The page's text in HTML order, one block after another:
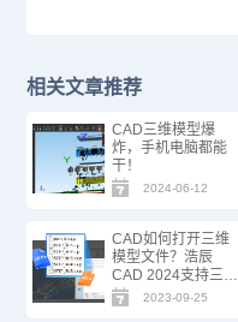
相关文章推荐
CAD三维模型爆
炸，手机电脑都能
干！
2024-06-12
CAD如何打开三维
模型文件？浩辰
CAD 2024支持三维
模型STEP/IGES
啦！
2023-09-25